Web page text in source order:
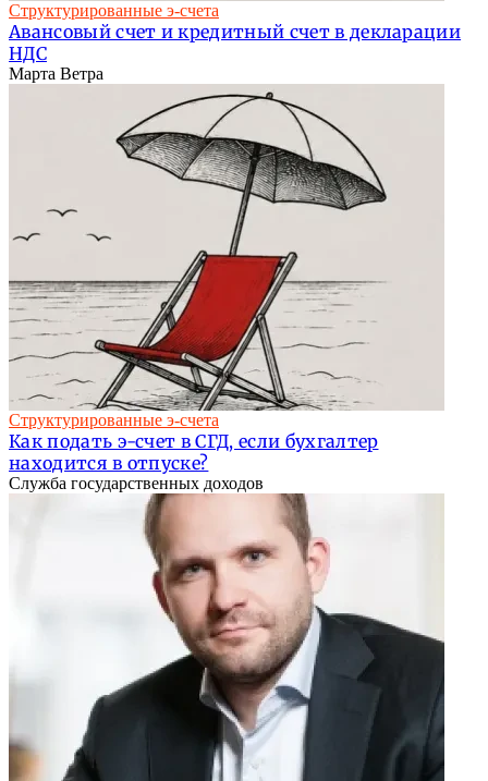
Структурированные э-счета
Авансовый счет и кредитный счет в декларации
НДС
Марта Ветра
Структурированные э-счета
Как подать э-счет в СГД, если бухгалтер
находится в отпуске?
Служба государственных доходов